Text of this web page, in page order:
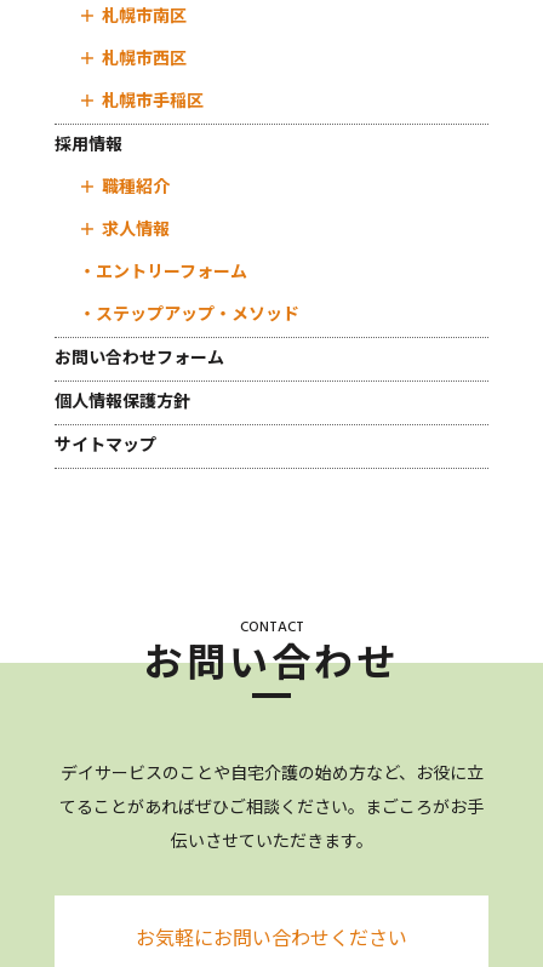
札幌市南区
札幌市西区
札幌市手稲区
採用情報
職種紹介
求人情報
エントリーフォーム
ステップアップ・メソッド
お問い合わせフォーム
個人情報保護方針
サイトマップ
CONTACT
お問い合わせ
デイサービスのことや自宅介護の始め方など、お役に立
てることがあればぜひご相談ください。まごころがお手
伝いさせていただきます。
お気軽にお問い合わせください